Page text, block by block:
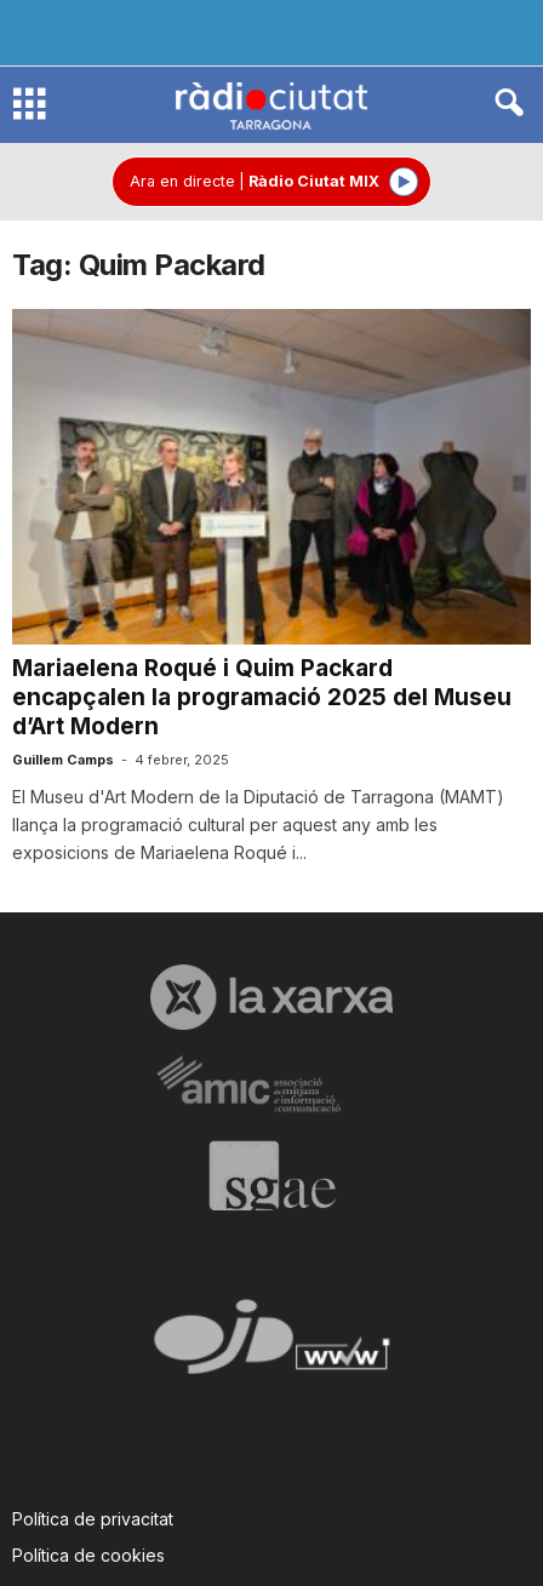
R
d
i
u
t
a
Ara en directe Ràdio Ciutat MIX
Tag: Quim Packard
Mariaelena Roqué i Quim Packard
encapçalen la programació 2025 del Museu
d’Art Modern
Guillem Camps - 4 febrer, 2025
El Museu d'Art Modern de la Diputació de Tarragona (MAMT)
llança la programació cultural per aquest any amb les
exposicions de Mariaelena Roqué i...
Política de privacitat
Política de cookies